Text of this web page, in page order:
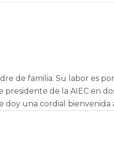
de familia. Su labor es
de la AIEC en
doy una cordial